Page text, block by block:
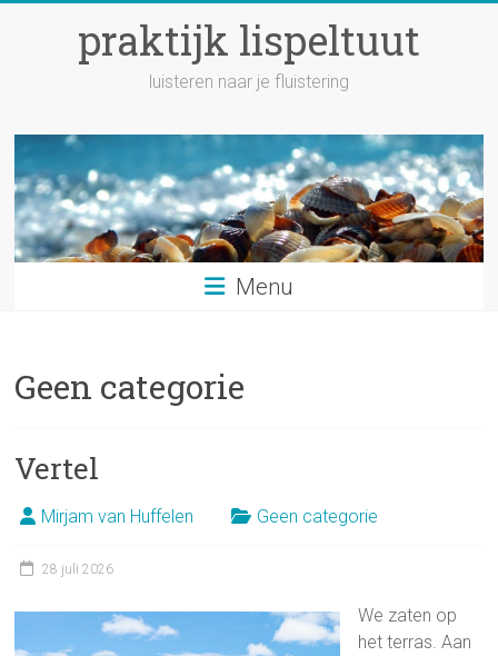
praktijk lispeltuut
luisteren naar je fluistering
Menu
Geen categorie
Vertel
Mirjam van Huffelen Geen categorie
28 juli 2026
We zaten op
het terras. Aan